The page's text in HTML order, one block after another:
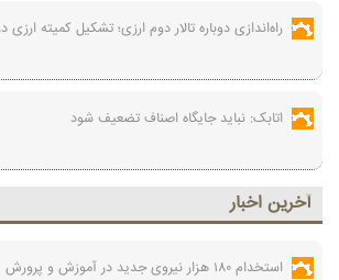
راه‌اندازی دوباره تالار دوم ارزی؛ تشکیل کمیته
اتابک: نباید جایگاه اصناف تضعیف شود
آخرين اخبار
استخدام ۱۸۰ هزار نیروی جدید در آموزش‌ و پرورش